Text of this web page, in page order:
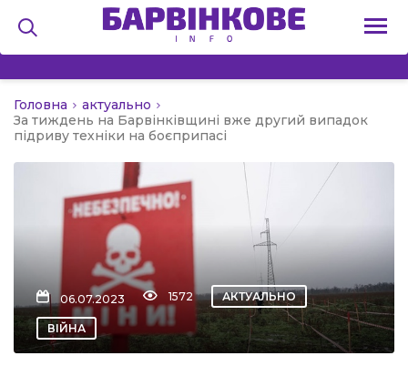
Головна
актуально
За тиждень на Барвінківщині вже другий випадок
підриву техніки на боєприпасі
06.07.2023 1572 АКТУАЛЬНО
ВІЙНА